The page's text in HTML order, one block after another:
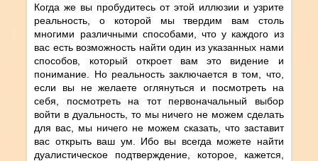
Когда же вы пробудитесь от этой иллюзии и узрите
реальность, о которой мы твердим вам столь
многими различными способами, что у каждого из
вас есть возможность найти один из указанных нами
способов, который откроет вам это видение и
понимание. Но реальность заключается в том, что,
если вы не желаете оглянуться и посмотреть на
себя, посмотреть на тот первоначальный выбор
войти в дуальность, то мы ничего не можем сделать
для вас, мы ничего не можем сказать, что заставит
вас открыть ваш ум. Ибо вы всегда можете найти
дуалистическое подтверждение, которое, кажется,